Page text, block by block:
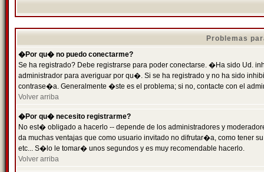
Problemas
�Por qu� no puedo conectarme?
Se ha registrado? Debe registrarse para poder conectarse. �Ha sido Ud.
administrador para averiguar por qu�. Si se ha registrado y no ha sido
contrase�a. Generalmente �ste es el problema; si no, contacte con el
Volver arriba
�Por qu� necesito registrarme?
No est� obligado a hacerlo -- depende de los administradores y
da muchas ventajas que como usuario invitado no difrutar�a, como tener
etc... S�lo le tomar� unos segundos y es muy recomendable hacerlo.
Volver arriba